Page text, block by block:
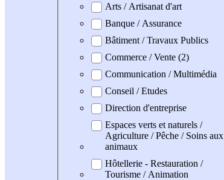
Arts / Artisanat d'art
Banque / Assurance
Bâtiment / Travaux Publics
Commerce / Vente (2)
Communication / Multimédia
Conseil / Etudes
Direction d'entreprise
Espaces verts et naturels /
Agriculture / Pêche / Soins aux
animaux
Hôtellerie - Restauration /
Tourisme / Animation